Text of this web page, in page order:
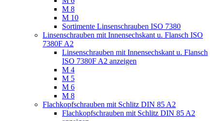
M 8
M 10
Sortimente Linsenschrauben ISO 7380
Linsenschrauben mit Innensechskant u. Flansch ISO
7380F A2
Linsenschrauben mit Innensechskant u. Flansch
ISO 7380F A2 anzeigen
M 4
M 5
M 6
M 8
Flachkopfschrauben mit Schlitz DIN 85 A2
Flachkopfschrauben mit Schlitz DIN 85 A2